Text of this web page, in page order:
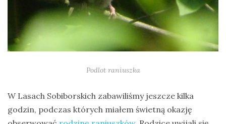
Podlot raniuszka
W Lasach Sobiborskich zabawiliśmy jeszcze kilka
godzin, podczas których miałem świetną okazję